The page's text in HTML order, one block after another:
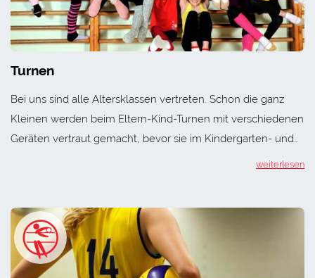
Turnen
Bei uns sind alle Altersklassen vertreten. Schon die ganz
Kleinen werden beim Eltern-Kind-Turnen mit verschiedenen
Geräten vertraut gemacht, bevor sie im Kindergarten- und…
weiterlesen